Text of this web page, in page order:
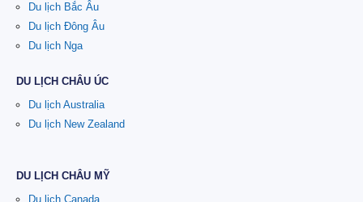
Du lịch Bắc Âu
Du lịch Đông Âu
Du lịch Nga
DU LỊCH CHÂU ÚC
Du lịch Australia
Du lịch New Zealand
DU LỊCH CHÂU MỸ
Du lịch Canada